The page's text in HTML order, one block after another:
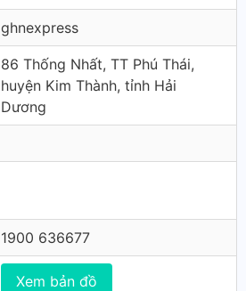
ghnexpress
86 Thống Nhất, TT Phú Thái,
huyện Kim Thành, tỉnh Hải
Dương
1900 636677
Xem bản đồ